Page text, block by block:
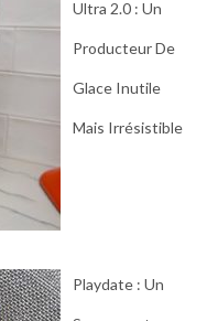
Ultra 2.0 : Un
Producteur De
Glace Inutile
Mais Irrésistible
Playdate : Un